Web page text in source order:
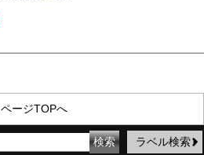
ページTOPへ
ラベル検索